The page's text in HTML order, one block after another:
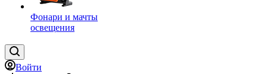
Фонари и мачты
освещения
Войти